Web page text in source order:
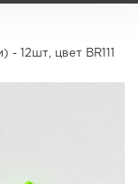
12шт, цвет BR111